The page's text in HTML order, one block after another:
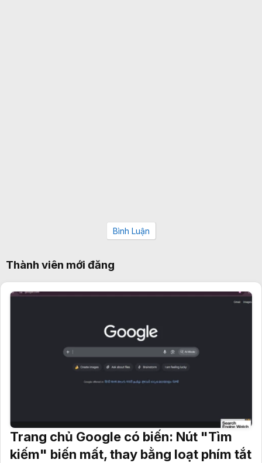
Bình Luận
Thành viên mới đăng
Trang chủ Google có biến: Nút "Tìm
kiếm" biến mất, thay bằng loạt phím tắt